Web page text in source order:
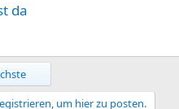
da
um hier zu posten.